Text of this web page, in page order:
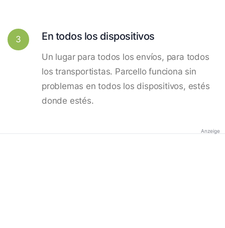
3 En todos los dispositivos
Un lugar para todos los envíos, para todos
los transportistas. Parcello funciona sin
problemas en todos los dispositivos, estés
donde estés.
Anzeige